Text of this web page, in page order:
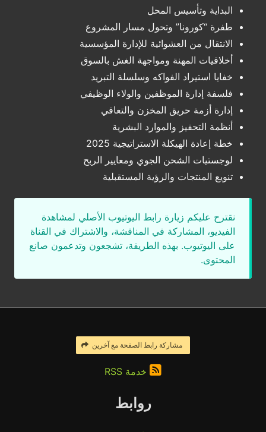
البداية وتأسيس المحل
طفرة “كورونا” وتحول مسار المشروع
الانتقال من العشوائية للإدارة المؤسسية
أخلاقيات المهنة ومواجهة الغش بالسوق
خفايا استيراد الفواكه وسلسلة التبريد
فلسفة إدارة الموظفين والولاء الوظيفي
إدارة أزمة حريق المخزن والتعافي
أنظمة التحفيز والموارد البشرية
خطة إعادة الهيكلة الاستراتيجية 2025
لوجستيات الشحن الجوي ومعايير الربح
تنويع المنتجات والرؤية المستقبلية
نقترح عليكم زيارة رابط اليوتيوب الأصلي لمشاهدة
الفيديو، المشاركة في المناقشة، والاشتراك في القناة
على اليوتيوب. بهذه الطريقة، تشجعون وتدعمون صانع
المحتوى.
مشاركة رابط الصفحة مع آخرين
خدمة RSS
روابط